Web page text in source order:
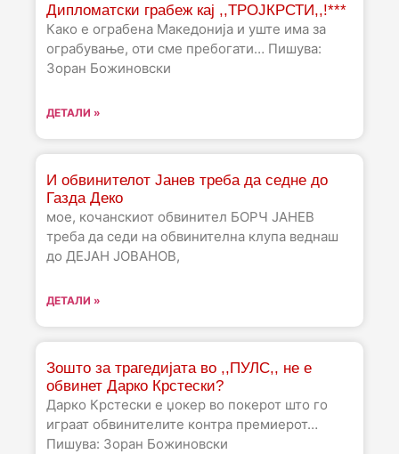
Дипломатски грабеж кај ,,ТРОЈКРСТИ,,!***
Како е ограбена Македонија и уште има за
ограбување, оти сме пребогати… Пишува:
Зоран Божиновски
ДЕТАЛИ »
И обвинителот Јанев треба да седне до
Газда Деко
мое, кочанскиот обвинител БОРЧ ЈАНЕВ
треба да седи на обвинителна клупа веднаш
до ДЕЈАН ЈОВАНОВ,
ДЕТАЛИ »
Зошто за трагедијата во ,,ПУЛС,, не е
обвинет Дарко Крстески?
Дарко Крстески е џокер во покерот што го
играат обвинителите контра премиерот…
Пишува: Зоран Божиновски